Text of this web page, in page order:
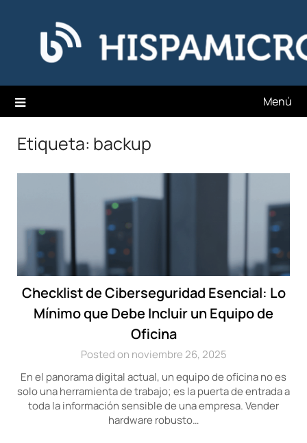
contenido
Hispamicro Blog
Menú
Etiqueta: backup
Checklist de Ciberseguridad Esencial: Lo
Mínimo que Debe Incluir un Equipo de
Oficina
Posted on noviembre 26, 2025
En el panorama digital actual, un equipo de oficina no es
solo una herramienta de trabajo; es la puerta de entrada a
toda la información sensible de una empresa. Vender
hardware robusto…